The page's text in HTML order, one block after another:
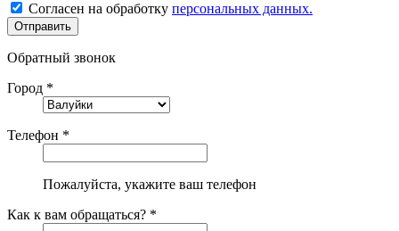
Согласен на обработку персональных данных.
Обратный звонок
Город *
Телефон *
Пожалуйста, укажите ваш телефон
Как к вам обращаться? *